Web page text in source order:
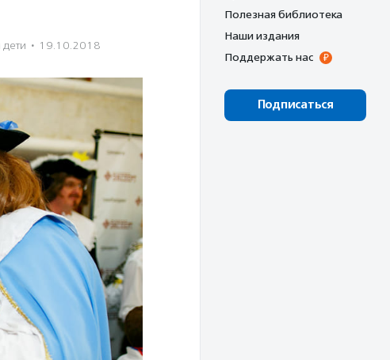
· 19.10.2018
Полезная библиотека
Наши издания
Поддержать нас
Подписаться